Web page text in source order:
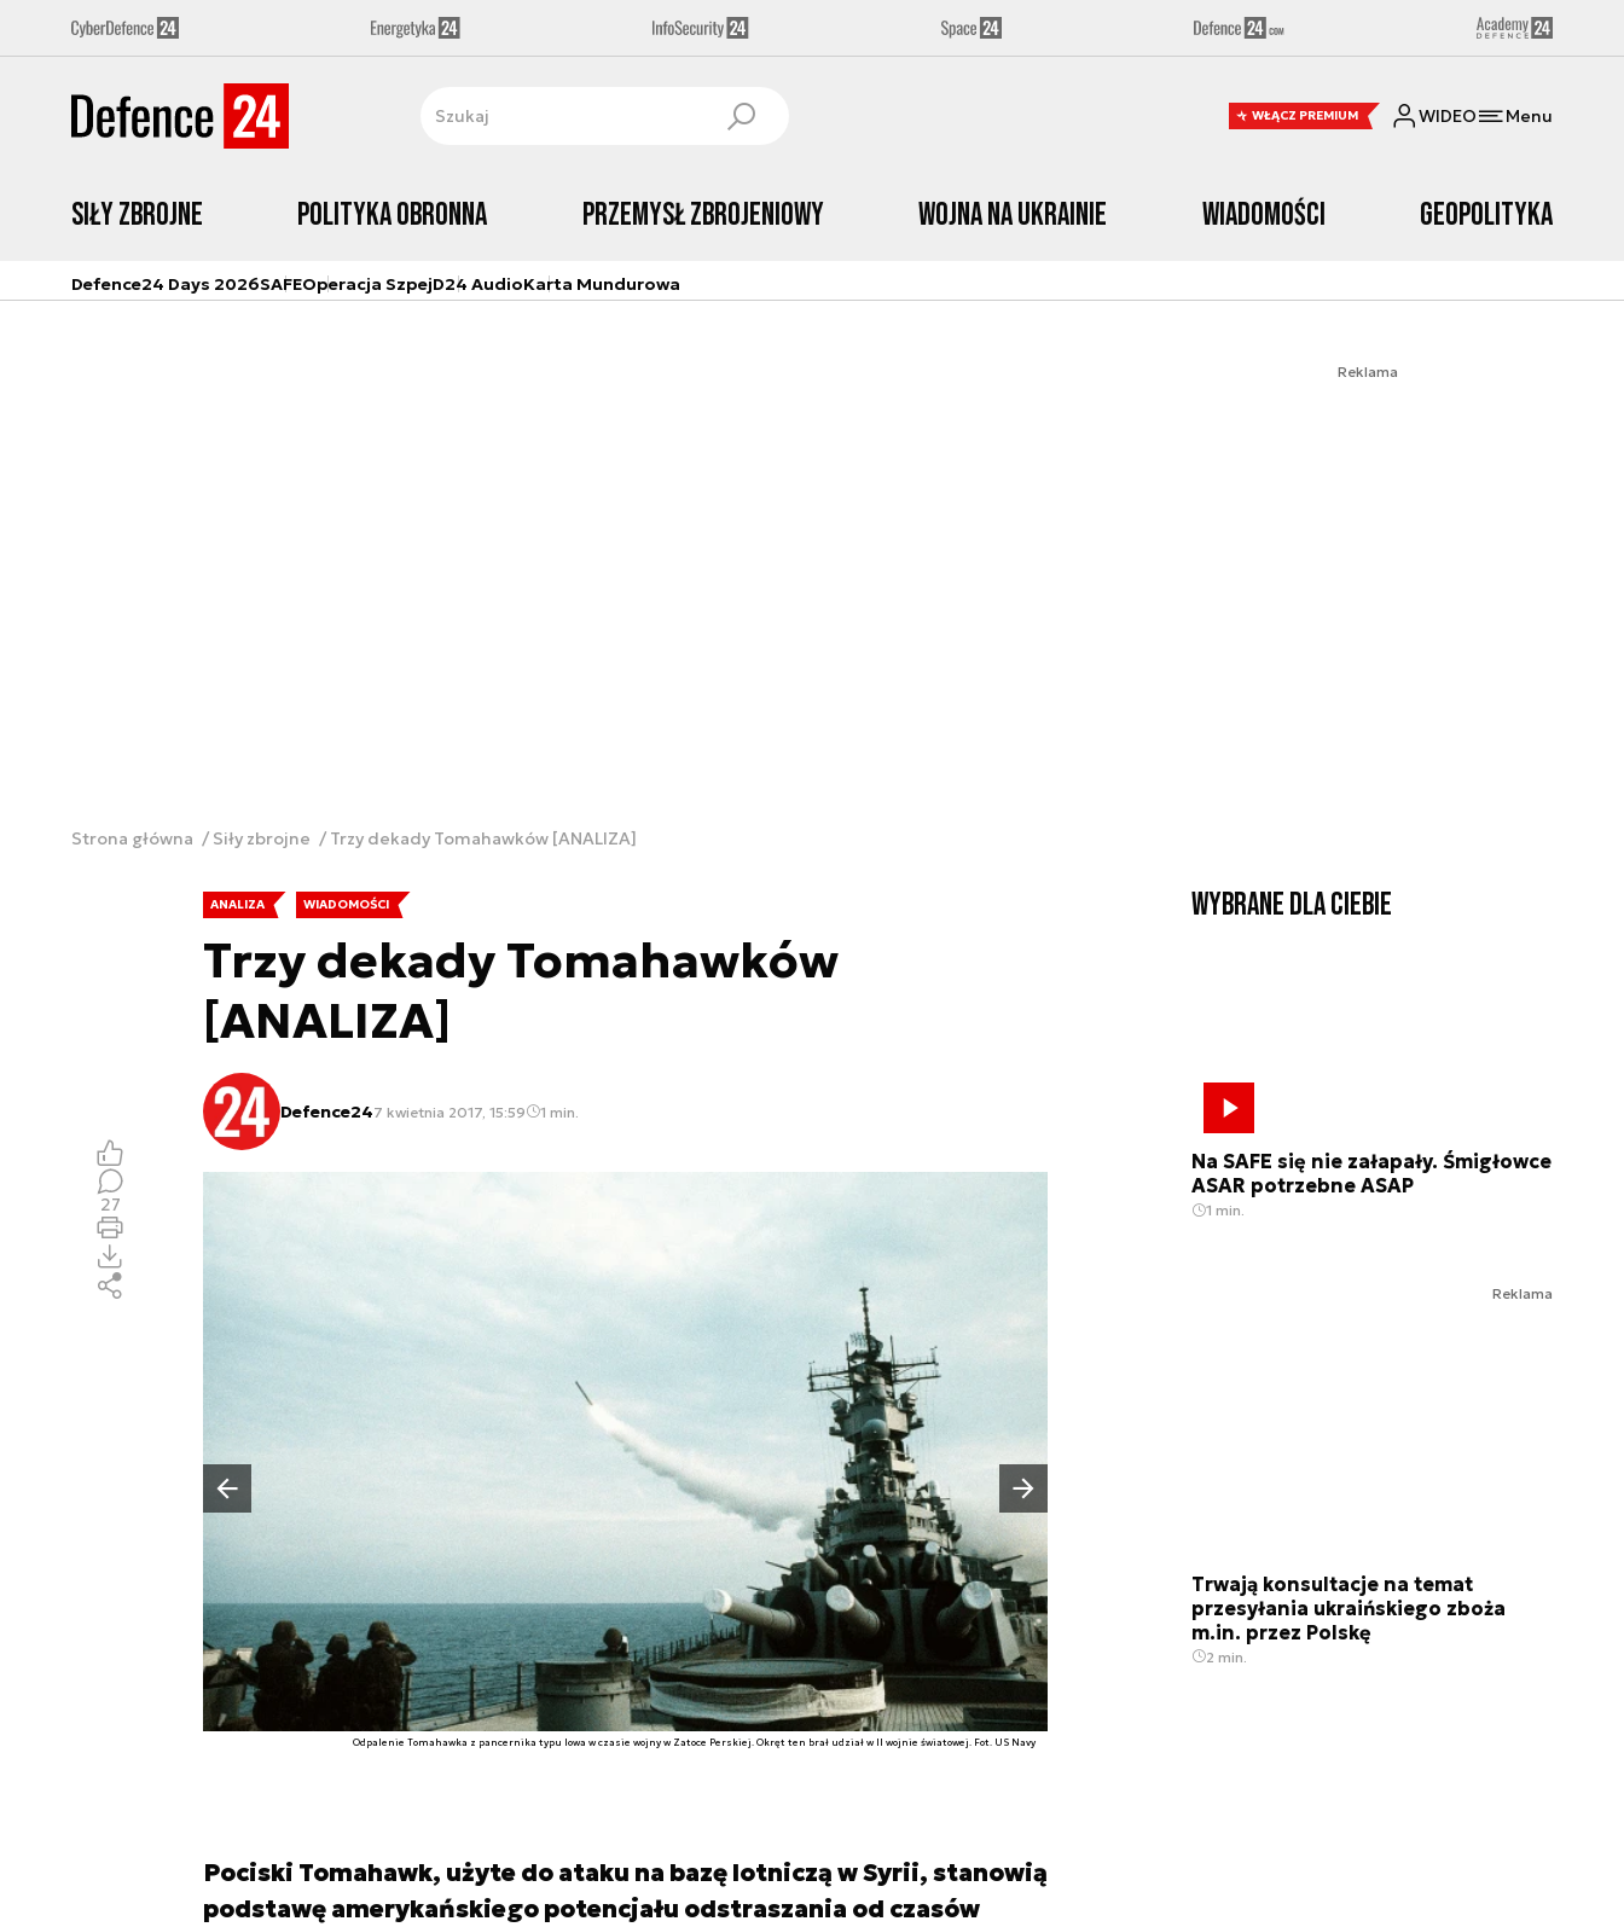
WŁĄCZ PREMIUM WIDEO Menu
Siły zbrojne Polityka obronna Przemysł Zbrojeniowy Wojna na Ukrainie Wiadomości Geopolityka
Defence24 Days 2026SAFEOperacja SzpejD24 AudioKarta Mundurowa
Reklama
Strona główna Siły zbrojne Trzy dekady Tomahawków [ANALIZA]
ANALIZA WIADOMOŚCI
Trzy dekady Tomahawków
[ANALIZA]
Defence247 kwietnia 2017, 15:59 1 min.
Odpalenie Tomahawka z pancernika typu Iowa w czasie wojny w Zatoce Perskiej. Okręt ten brał udział w II wojnie światowej. Fot. US Navy
Poprzedni slajd
Następny slajd
Pociski Tomahawk, użyte do ataku na bazę lotniczą w Syrii, stanowią
podstawę amerykańskiego potencjału odstraszania od czasów
27
Wybrane dla Ciebie
Na SAFE się nie załapały. Śmigłowce
ASAR potrzebne ASAP
1 min.
Reklama
Trwają konsultacje na temat
przesyłania ukraińskiego zboża
m.in. przez Polskę
2 min.